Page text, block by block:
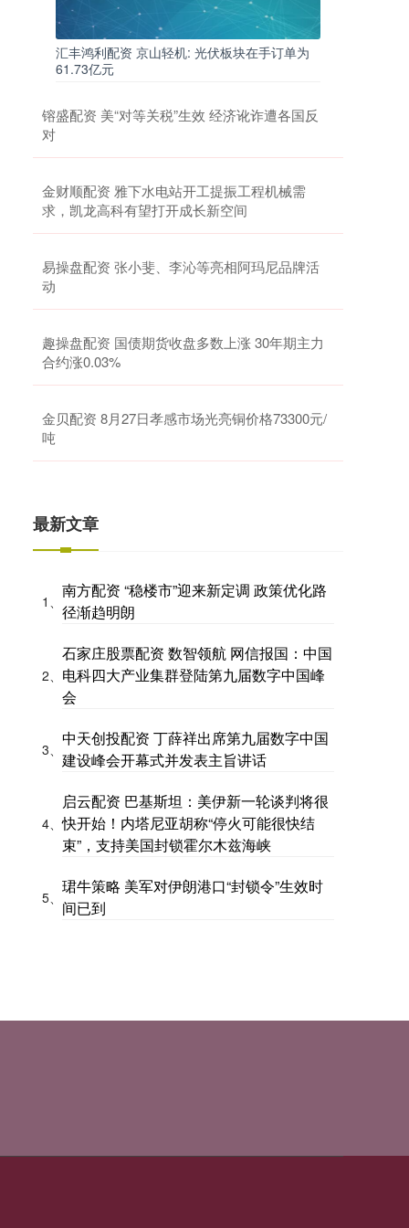
汇丰鸿利配资 京山轻机: 光伏板块在手订单为
61.73亿元
镕盛配资 美“对等关税”生效 经济讹诈遭各国反
对
金财顺配资 雅下水电站开工提振工程机械需
求，凯龙高科有望打开成长新空间
易操盘配资 张小斐、李沁等亮相阿玛尼品牌活
动
趣操盘配资 国债期货收盘多数上涨 30年期主力
合约涨0.03%
金贝配资 8月27日孝感市场光亮铜价格73300元/
吨
最新文章
1、
南方配资 “稳楼市”迎来新定调 政策优化路
径渐趋明朗
2、
石家庄股票配资 数智领航 网信报国：中国
电科四大产业集群登陆第九届数字中国峰
会
3、
中天创投配资 丁薛祥出席第九届数字中国
建设峰会开幕式并发表主旨讲话
4、
启云配资 巴基斯坦：美伊新一轮谈判将很
快开始！内塔尼亚胡称“停火可能很快结
束”，支持美国封锁霍尔木兹海峡
5、
珺牛策略 美军对伊朗港口“封锁令”生效时
间已到